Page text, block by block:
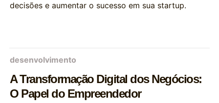
decisões e aumentar o sucesso em sua startup.
desenvolvimento
A Transformação Digital dos Negócios:
O Papel do Empreendedor